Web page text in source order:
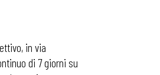
in via
di 7 giorni su